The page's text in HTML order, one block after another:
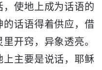
使地上成为话语的
话语得着供应，借
开窍，异象透亮。
主要是说话，耶稣